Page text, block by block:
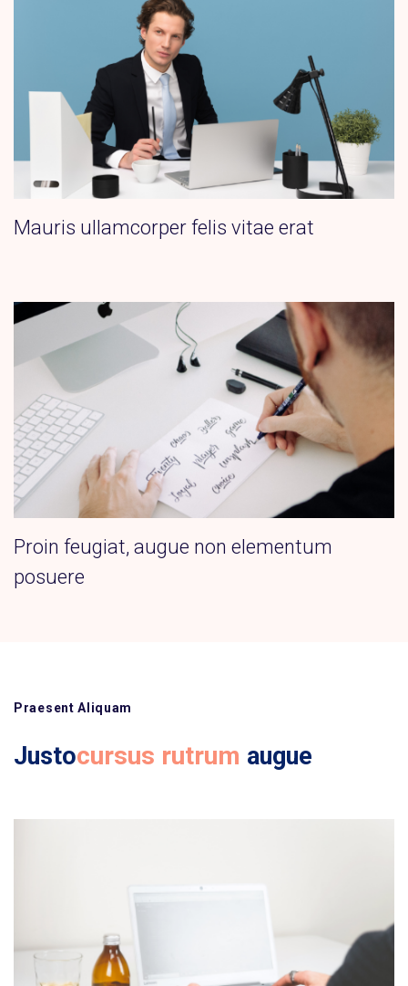
Mauris ullamcorper felis vitae erat
Proin feugiat, augue non elementum
posuere
Praesent Aliquam
Justocursus rutrum augue